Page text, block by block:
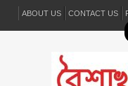
ABOUT US CONTACT US